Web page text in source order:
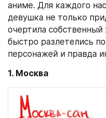
аниме. Для каждого
девушка не только
очертила собственный
быстро разлетелись
персонажей и правда
1. Москва